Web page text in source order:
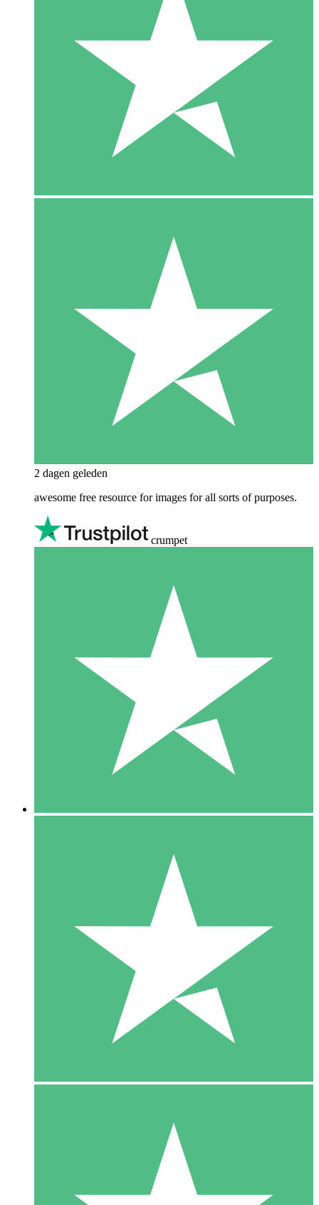
2 dagen geleden
awesome free resource for images for all sorts of purposes.
crumpet